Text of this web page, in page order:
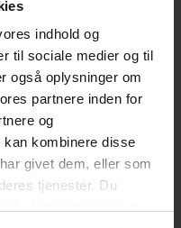
indhold og
til sociale medier og til
også oplysninger om
partnere inden for
og
kombinere disse
givet dem, eller som
tjenester. Du